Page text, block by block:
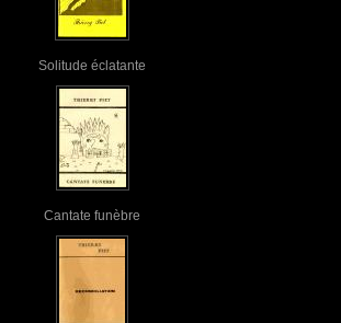
Solitude éclatante
Cantate funèbre